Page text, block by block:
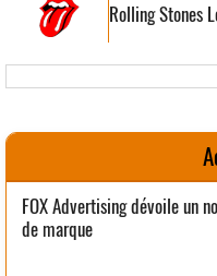
Rolling Stones
FOX Advertising dévoile un
de marque